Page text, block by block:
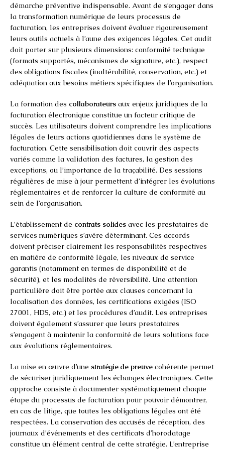
démarche préventive indispensable. Avant de s’engager dans
la transformation numérique de leurs processus de
facturation, les entreprises doivent évaluer rigoureusement
leurs outils actuels à l’aune des exigences légales. Cet audit
doit porter sur plusieurs dimensions: conformité technique
(formats supportés, mécanismes de signature, etc.), respect
des obligations fiscales (inaltérabilité, conservation, etc.) et
adéquation aux besoins métiers spécifiques de l’organisation.
La formation des collaborateurs aux enjeux juridiques de la
facturation électronique constitue un facteur critique de
succès. Les utilisateurs doivent comprendre les implications
légales de leurs actions quotidiennes dans le système de
facturation. Cette sensibilisation doit couvrir des aspects
variés comme la validation des factures, la gestion des
exceptions, ou l’importance de la traçabilité. Des sessions
régulières de mise à jour permettent d’intégrer les évolutions
réglementaires et de renforcer la culture de conformité au
sein de l’organisation.
L’établissement de contrats solides avec les prestataires de
services numériques s’avère déterminant. Ces accords
doivent préciser clairement les responsabilités respectives
en matière de conformité légale, les niveaux de service
garantis (notamment en termes de disponibilité et de
sécurité), et les modalités de réversibilité. Une attention
particulière doit être portée aux clauses concernant la
localisation des données, les certifications exigées (ISO
27001, HDS, etc.) et les procédures d’audit. Les entreprises
doivent également s’assurer que leurs prestataires
s’engagent à maintenir la conformité de leurs solutions face
aux évolutions réglementaires.
La mise en œuvre d’une stratégie de preuve cohérente permet
de sécuriser juridiquement les échanges électroniques. Cette
approche consiste à documenter systématiquement chaque
étape du processus de facturation pour pouvoir démontrer,
en cas de litige, que toutes les obligations légales ont été
respectées. La conservation des accusés de réception, des
journaux d’événements et des certificats d’horodatage
constitue un élément central de cette stratégie. L’entreprise